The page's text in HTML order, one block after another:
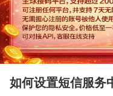
如何设置短信服务